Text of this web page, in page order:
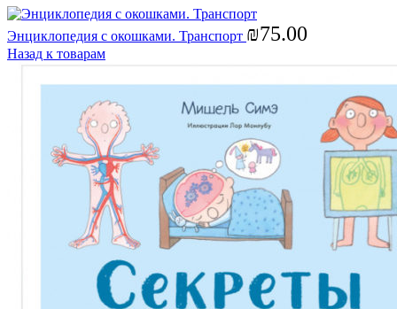
Энциклопедия с окошками. Транспорт ₪75.00
Назад к товарам